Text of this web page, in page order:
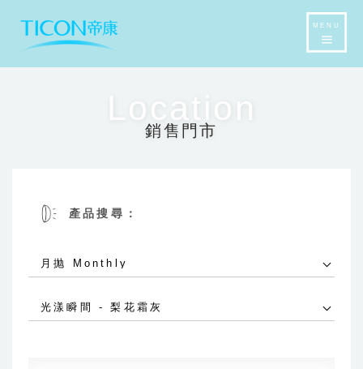
MENU
Location
銷售門市
產品搜尋：
月抛 Monthly
光漾瞬間 - 梨花霜灰